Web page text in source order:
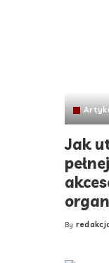
Jak
Posted
By